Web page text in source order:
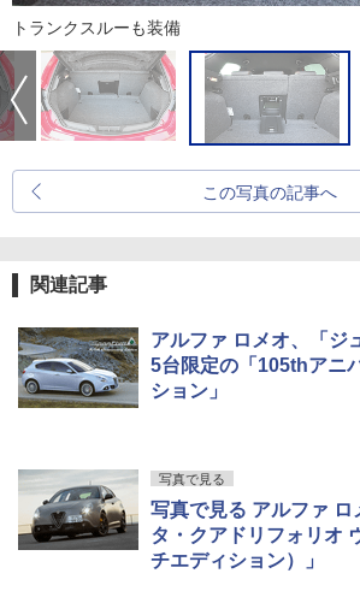
トランクスルーも装備
この写真の記事へ
関連記事
アルファ ロメオ、「ジ
5台限定の「105thアニ
ション」
写真で見る
写真で見る アルファ ロ
タ・クアドリフォリオ
チエディション）」